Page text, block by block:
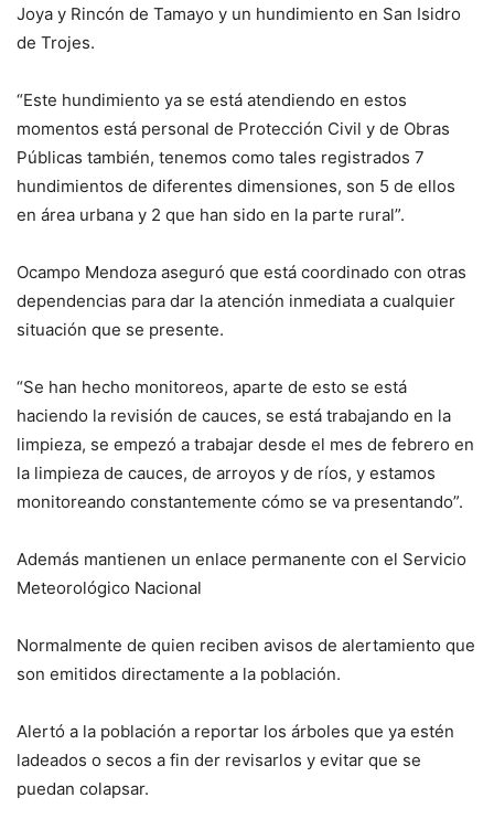
Joya y Rincón de Tamayo y un hundimiento en San Isidro
de Trojes.
“Este hundimiento ya se está atendiendo en estos
momentos está personal de Protección Civil y de Obras
Públicas también, tenemos como tales registrados 7
hundimientos de diferentes dimensiones, son 5 de ellos
en área urbana y 2 que han sido en la parte rural”.
Ocampo Mendoza aseguró que está coordinado con otras
dependencias para dar la atención inmediata a cualquier
situación que se presente.
“Se han hecho monitoreos, aparte de esto se está
haciendo la revisión de cauces, se está trabajando en la
limpieza, se empezó a trabajar desde el mes de febrero en
la limpieza de cauces, de arroyos y de ríos, y estamos
monitoreando constantemente cómo se va presentando”.
Además mantienen un enlace permanente con el Servicio
Meteorológico Nacional
Normalmente de quien reciben avisos de alertamiento que
son emitidos directamente a la población.
Alertó a la población a reportar los árboles que ya estén
ladeados o secos a fin der revisarlos y evitar que se
puedan colapsar.